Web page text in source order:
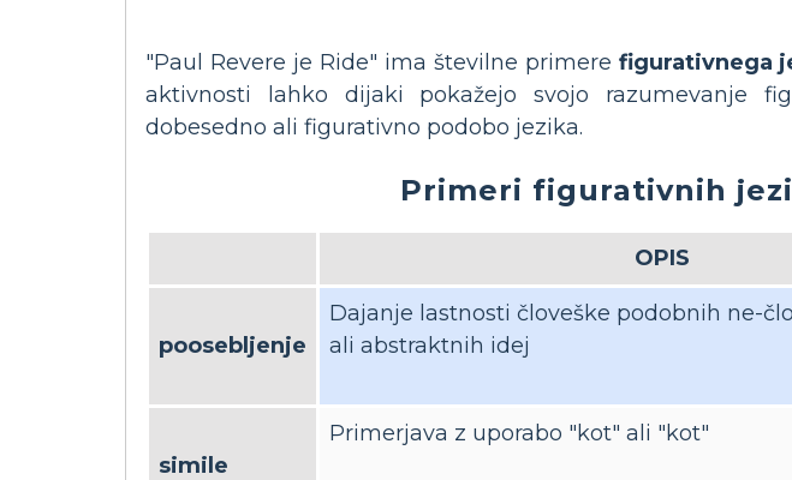
"Paul Revere je Ride" ima številne primere figurativnega
aktivnosti lahko dijaki pokažejo svojo razumevanje
dobesedno ali figurativno podobo jezika.
Primeri figurativnih
OPIS
poosebljenje
Dajanje lastnosti človeške podobnih ne-
ali abstraktnih idej
simile
Primerjava z uporabo "kot" ali "kot"